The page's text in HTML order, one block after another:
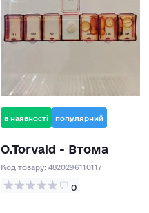
в наявності популярний
O.Torvald - Втома
Код товару:4820296110117
0